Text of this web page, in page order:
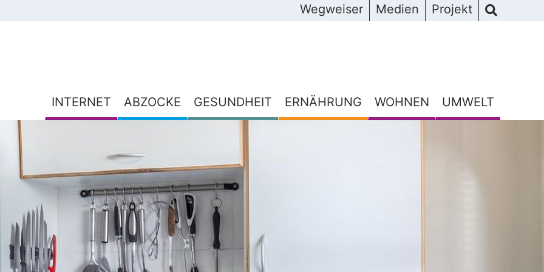
Wegweiser Medien Projekt
INTERNET ABZOCKE GESUNDHEIT ERNÄHRUNG WOHNEN UMWELT